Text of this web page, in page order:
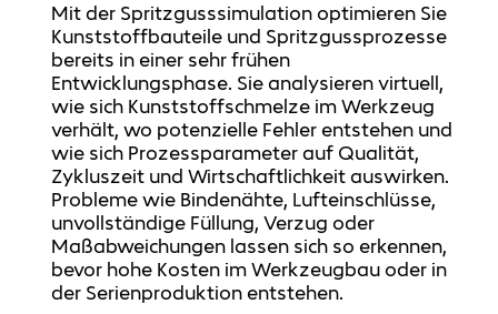
Mit der Spritzgusssimulation optimieren Sie
Kunststoffbauteile und Spritzgussprozesse
bereits in einer sehr frühen
Entwicklungsphase. Sie analysieren virtuell,
wie sich Kunststoffschmelze im Werkzeug
verhält, wo potenzielle Fehler entstehen und
wie sich Prozessparameter auf Qualität,
Zykluszeit und Wirtschaftlichkeit auswirken.
Probleme wie Bindenähte, Lufteinschlüsse,
unvollständige Füllung, Verzug oder
Maßabweichungen lassen sich so erkennen,
bevor hohe Kosten im Werkzeugbau oder in
der Serienproduktion entstehen.